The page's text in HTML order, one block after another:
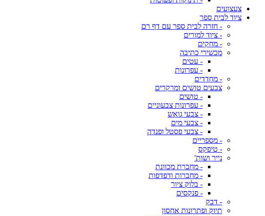
צעצועים
ציוד לבית ספר
- חזרה לבית ספר עם דף רם
- ציוד למורים
- מחקים
מכשירי כתיבה
- עטים
- עפרונות
- מחדדים
צבעים טושים ומרקרים
- טושים
- עפרונות צבעוניים
- צבעי גואש
- צבעי מים
- צבעי פסטל ופנדה
- מספריים
- טיפקס
נייר ושות'
- מחברת מכוונת
- מחברות ודפדפות
- בלוק ציור
- פנקסים
- דבק
תיוק ופתרונות אחסון